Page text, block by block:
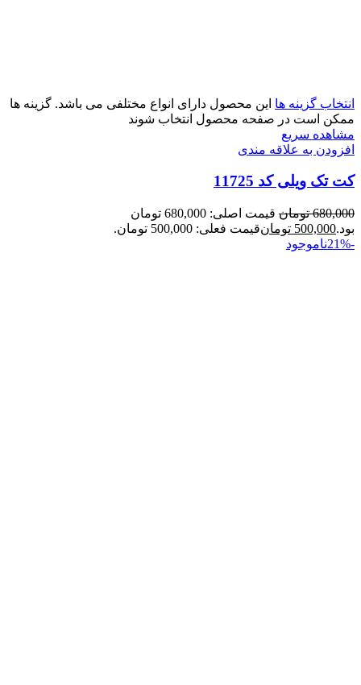
انتخاب گزینه ها این محصول دارای انواع مختلفی می باشد. گزینه ها
ممکن است در صفحه محصول انتخاب شوند
مشاهده سریع
افزودن به علاقه مندی
کت تک ویلی کد 11725
680,000 تومان
قیمت اصلی: 680,000 تومان
بود.500,000 تومانقیمت فعلی: 500,000 تومان.
-21%
ناموجود